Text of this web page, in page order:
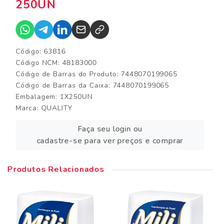
250UN
Código: 63816
Código NCM: 48183000
Código de Barras do Produto: 7448070199065
Código de Barras da Caixa: 7448070199065
Embalagem: 1X250UN
Marca: QUALITY
Faça seu login ou
cadastre-se para ver preços e comprar
Produtos Relacionados